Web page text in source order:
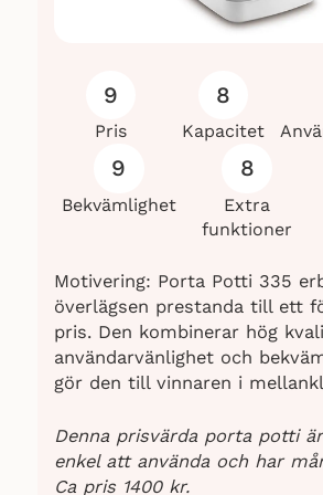
9
Pris
8
Kapacitet
9
Bekvämlighet
8
Extra
funktioner
Motivering: Porta Potti 335
överlägsen prestanda till ett
pris. Den kombinerar hög
användarvänlighet och
gör den till vinnaren i
Denna prisvärda porta potti
enkel att använda och har
Ca pris 1400 kr.